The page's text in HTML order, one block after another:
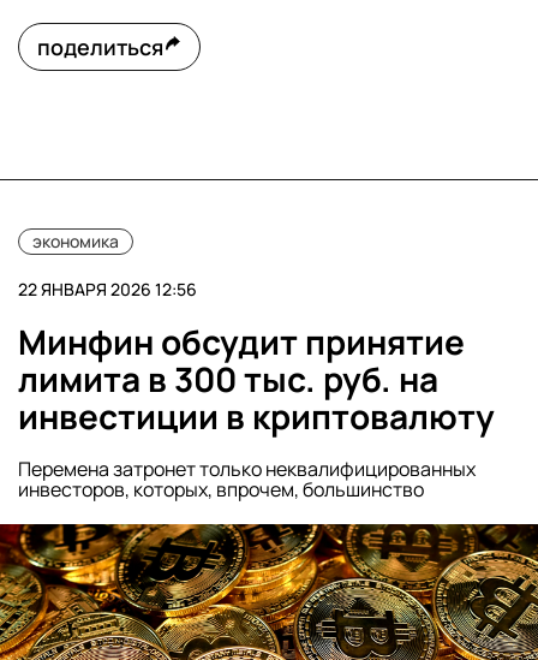
поделиться
экономика
22 ЯНВАРЯ 2026 12:56
Минфин обсудит принятие
лимита в 300 тыс. руб. на
инвестиции в криптовалюту
Перемена затронет только неквалифицированных
инвесторов, которых, впрочем, большинство